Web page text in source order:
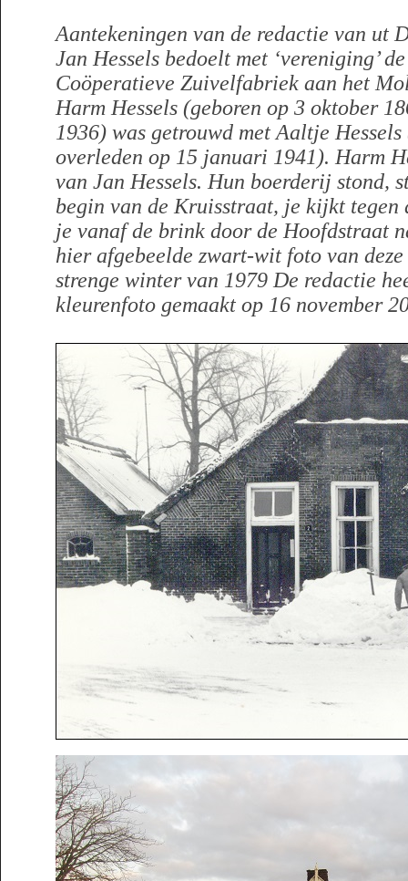
Aantekeningen van de redactie van ut
Jan Hessels bedoelt met ‘vereniging’
Coöperatieve Zuivelfabriek aan het
Harm Hessels (geboren op 3 oktober
1936) was getrouwd met Aaltje
overleden op 15 januari 1941). Harm
van Jan Hessels. Hun boerderij stond,
begin van de Kruisstraat, je kijkt tegen
je vanaf de brink door de Hoofdstraat
hier afgebeelde zwart-wit foto van
strenge winter van 1979 De redactie
kleurenfoto gemaakt op 16 november